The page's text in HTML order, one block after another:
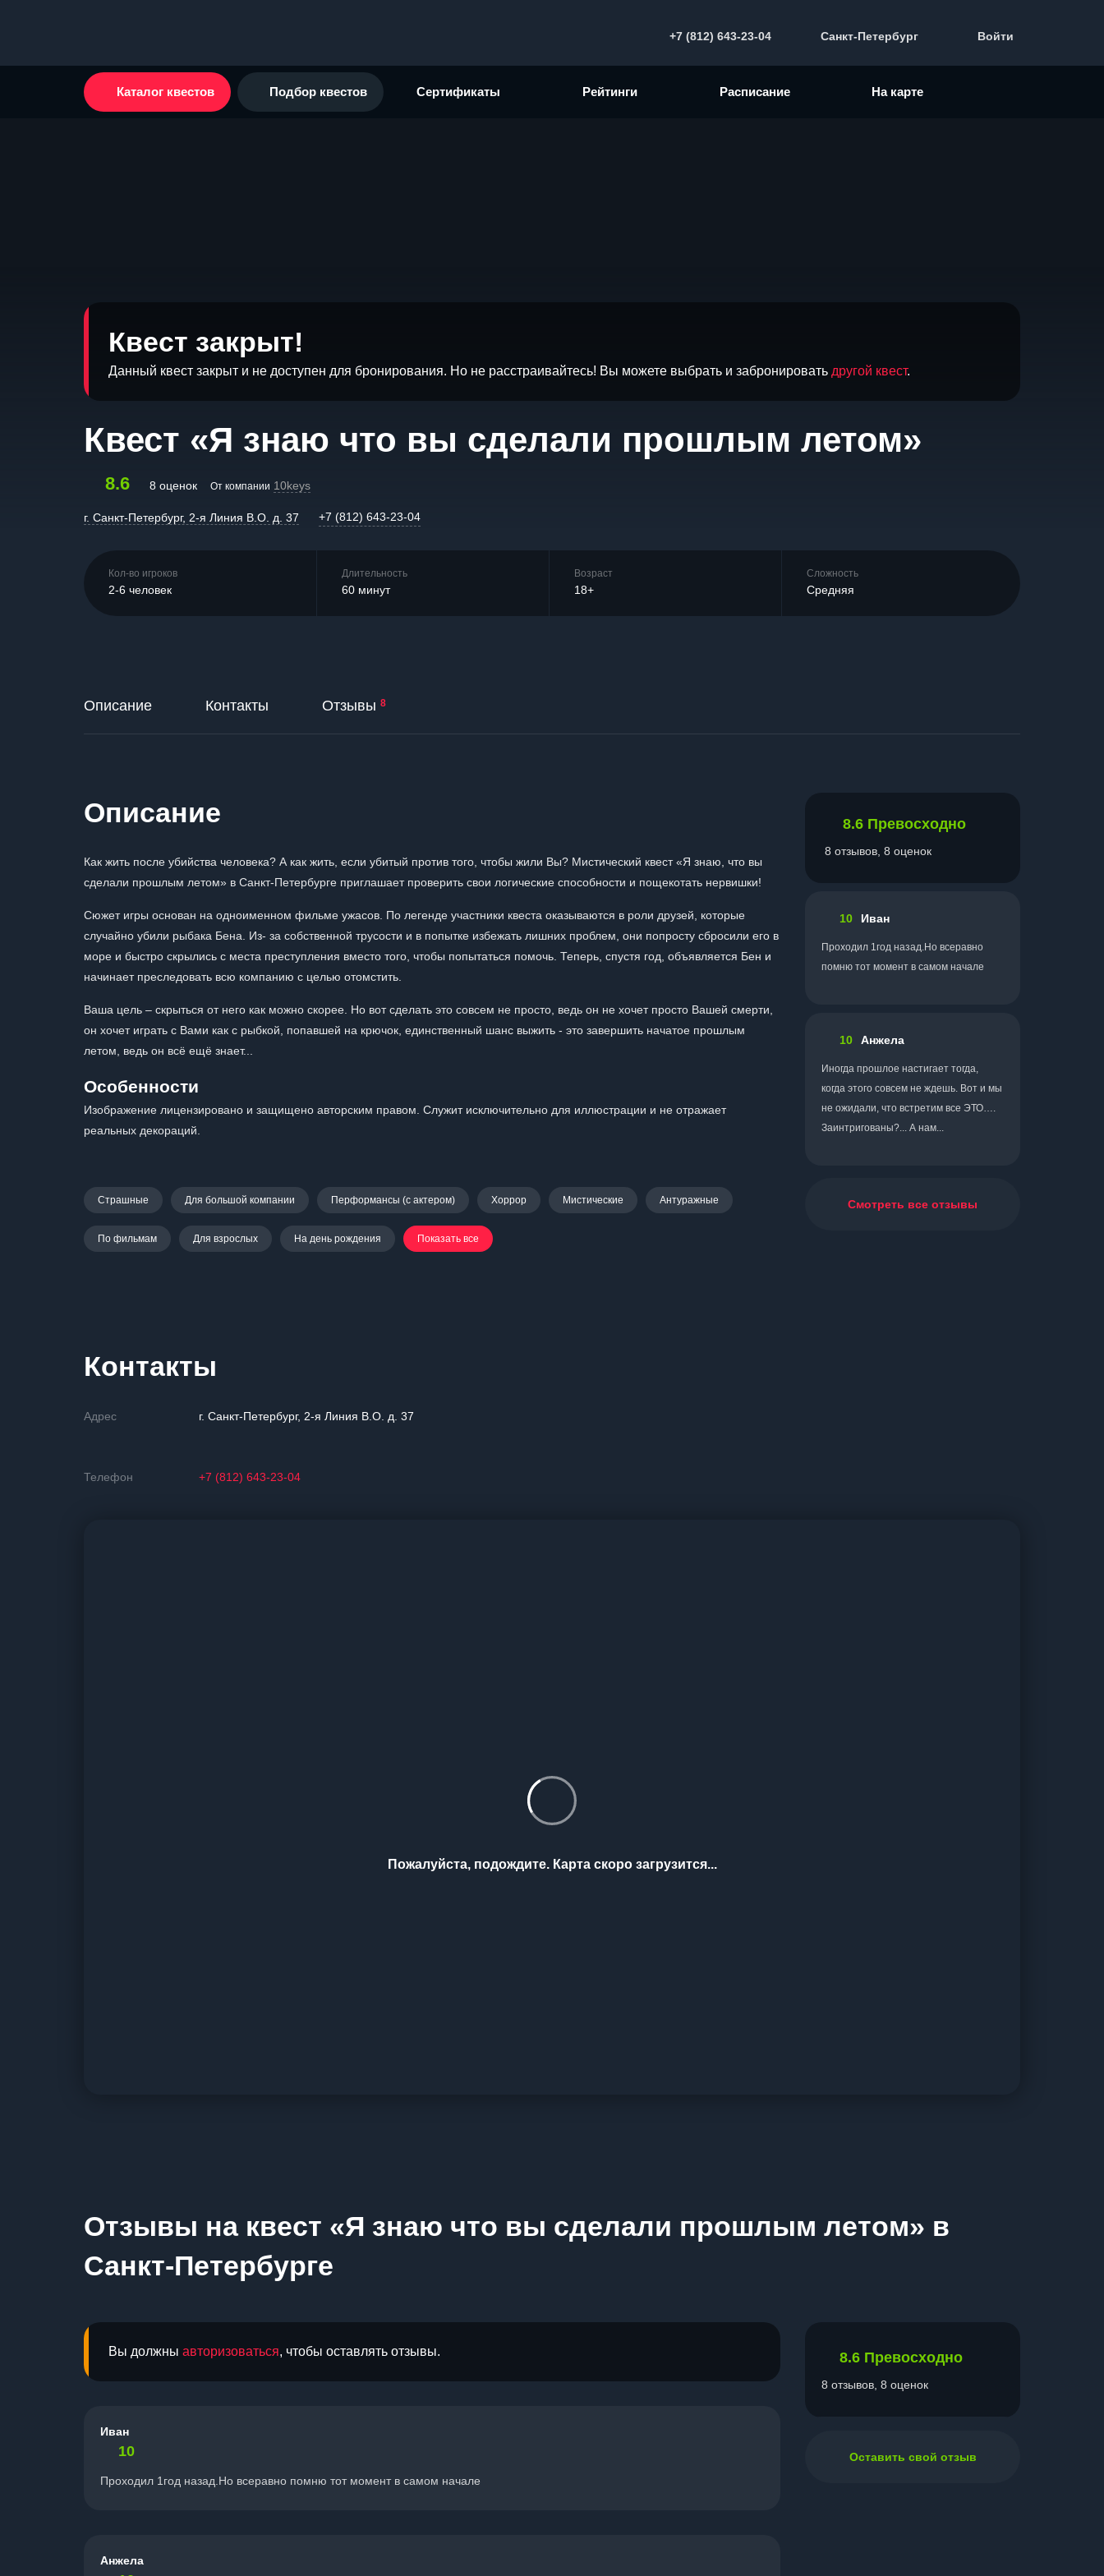
+7 (812) 643-23-04 Санкт-Петербург Войти
Каталог квестов Подбор квестов Сертификаты Рейтинги Расписание На карте
Квест закрыт!
Данный квест закрыт и не доступен для бронирования. Но не расстраивайтесь! Вы можете выбрать и забронировать другой квест.
Квест «Я знаю что вы сделали прошлым летом»
8.6 8 оценок От компании 10keys
г. Санкт-Петербург, 2-я Линия В.О. д. 37 +7 (812) 643-23-04
Кол-во игроков
2-6 человек
Длительность
60 минут
Возраст
18+
Сложность
Средняя
Описание Контакты Отзывы 8
Описание
Как жить после убийства человека? А как жить, если убитый против того, чтобы жили Вы? Мистический квест «Я знаю, что вы
сделали прошлым летом» в Санкт-Петербурге приглашает проверить свои логические способности и пощекотать нервишки!
Сюжет игры основан на одноименном фильме ужасов. По легенде участники квеста оказываются в роли друзей, которые
случайно убили рыбака Бена. Из- за собственной трусости и в попытке избежать лишних проблем, они попросту сбросили его в
море и быстро скрылись с места преступления вместо того, чтобы попытаться помочь. Теперь, спустя год, объявляется Бен и
начинает преследовать всю компанию с целью отомстить.
Ваша цель – скрыться от него как можно скорее. Но вот сделать это совсем не просто, ведь он не хочет просто Вашей смерти,
он хочет играть с Вами как с рыбкой, попавшей на крючок, единственный шанс выжить - это завершить начатое прошлым
летом, ведь он всё ещё знает...
Особенности
Изображение лицензировано и защищено авторским правом. Служит исключительно для иллюстрации и не отражает
реальных декораций.
Страшные Для большой компании Перформансы (с актером) Хоррор Мистические Антуражные
По фильмам Для взрослых На день рождения Показать все
8.6 Превосходно
8 отзывов, 8 оценок
10 Иван
Проходил 1год назад.Но всеравно
помню тот момент в самом начале
10 Анжела
Иногда прошлое настигает тогда,
когда этого совсем не ждешь. Вот и мы
не ожидали, что встретим все ЭТО….
Заинтригованы?... А нам...
Смотреть все отзывы
Контакты
Адрес г. Санкт-Петербург, 2-я Линия В.О. д. 37
Телефон +7 (812) 643-23-04
Пожалуйста, подождите. Карта скоро загрузится...
Отзывы на квест «Я знаю что вы сделали прошлым летом» в
Санкт-Петербурге
Вы должны авторизоваться, чтобы оставлять отзывы.
Иван
10
Проходил 1год назад.Но всеравно помню тот момент в самом начале
Анжела
8.6 Превосходно
8 отзывов, 8 оценок
Оставить свой отзыв